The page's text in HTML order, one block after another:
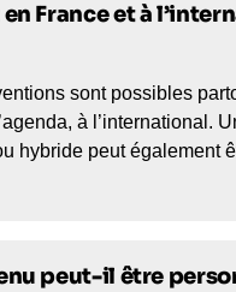
France et à
sont possibles
à l’international.
hybride peut également
peut-il être